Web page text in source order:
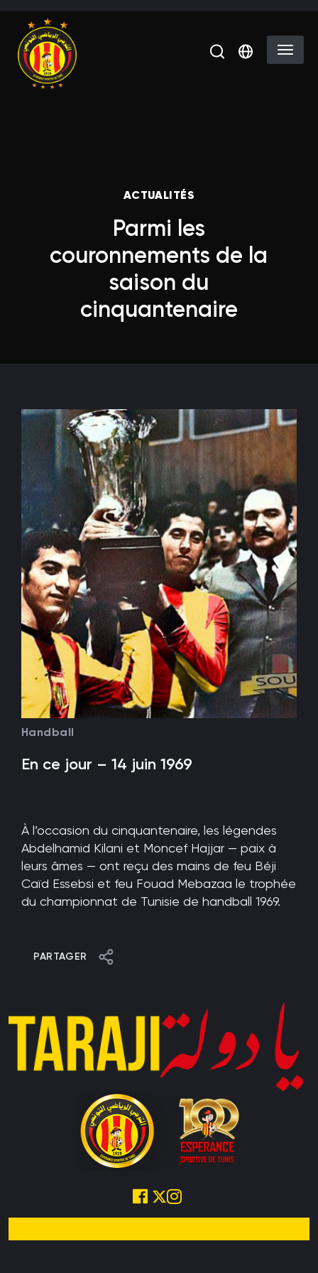
Select
Fil d'Ariane
ACTUALITÉS
Parmi les
couronnements de la
saison du
cinquantenaire
Handball
En ce jour – 14 juin 1969
À l’occasion du cinquantenaire, les légendes
Abdelhamid Kilani et Moncef Hajjar — paix à
leurs âmes — ont reçu des mains de feu Béji
Caïd Essebsi et feu Fouad Mebazaa le trophée
du championnat de Tunisie de handball 1969.
PARTAGER